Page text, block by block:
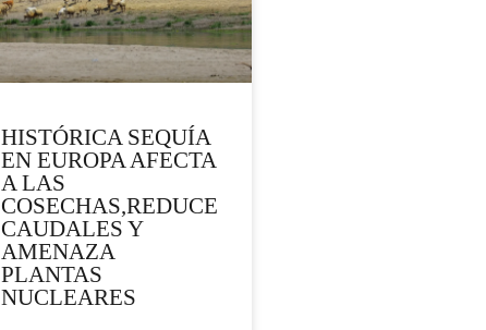
HISTÓRICA SEQUÍA
EN EUROPA AFECTA
A LAS
COSECHAS,REDUCE
CAUDALES Y
AMENAZA
PLANTAS
NUCLEARES